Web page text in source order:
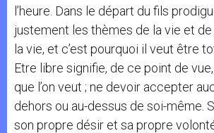
l’heure. Dans le départ du fils
justement les thèmes de la vie et
la vie, et c’est pourquoi il veut être
Etre libre signifie, de ce point de
que l’on veut ; ne devoir accepter
dehors ou au-dessus de soi-même.
son propre désir et sa propre